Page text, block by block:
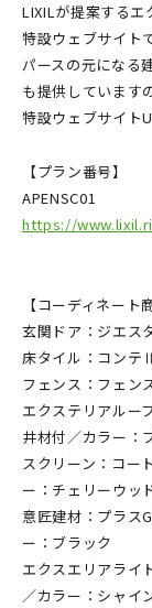
LIXILが提案する
特設ウェブサイト
パースの元になる
も提供しています
特設ウェブサイト
【プラン番号】
APENSC01
https://
【コーディネート
玄関ドア：ジエス
床タイル：コンテ
フェンス：フェン
エクステリアルー
井材付／カラー：
スクリーン：コ
ー：チェリーウッ
意匠建材：プラス
ー：ブラック
エクスエリアライ
／カラー：シャイ